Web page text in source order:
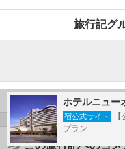
旅行記グ
オーヤシク
この旅行記へのコメ
ホテルニュー
宿公式サイト
プラン